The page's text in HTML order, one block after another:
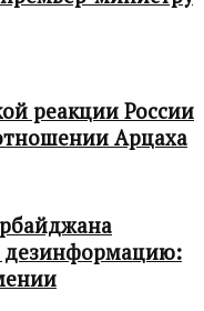
реакции России
Арцаха
дезинформацию: